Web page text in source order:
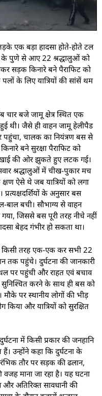
तड़के एक बड़ा हादसा होते-होते टल
के पुणे से आए 22 श्रद्धालुओं को
सड़क किनारे बने पैराफिट को
के लिए यात्रियों की सांसें थम
चार बजे जामू क्षेत्र स्थित एक
हुई थी। जैसे ही वाहन जामू हेलीपैड
पहुंचा, चालक का नियंत्रण बस से
बने सुरक्षा पैराफिट को
की ओर झुकते हुए लटक गई।
श्रद्धालुओं में चीख-पुकार मच
ऐसे थे जब यात्रियों को लगा
के अनुसार बस
बची। सौभाग्य से वाहन
जिससे बस पूरी तरह नीचे नहीं
बेहद गंभीर हो सकता था।
तरह एक-एक कर सभी 22
तक पहुंचे। दुर्घटना की जानकारी
पर पहुंची और राहत एवं बचाव
सुनिश्चित करने के साथ ही बस को
मौके पर स्थानीय लोगों की भीड़
किया और यात्रियों को सुरक्षित
में किसी प्रकार की जनहानि
उन्होंने कहा कि दुर्घटना के
तौर पर सड़क की ढलान,
माना जा रहा है। यह घटना
और अतिरिक्त सावधानी की